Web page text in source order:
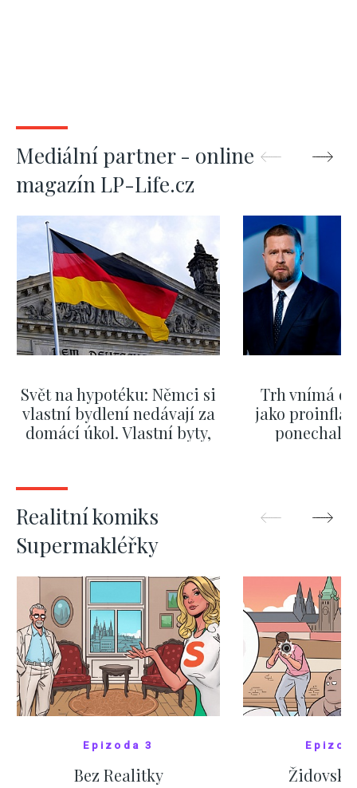
Mediální partner - online
magazín LP-Life.cz
Svět na hypotéku: Němci si
vlastní bydlení nedávají za
domácí úkol. Vlastní byty,
Trh vnímá
jako
ponechali
Realitní komiks
Supermakléřky
Epizoda 3
Bez Realitky